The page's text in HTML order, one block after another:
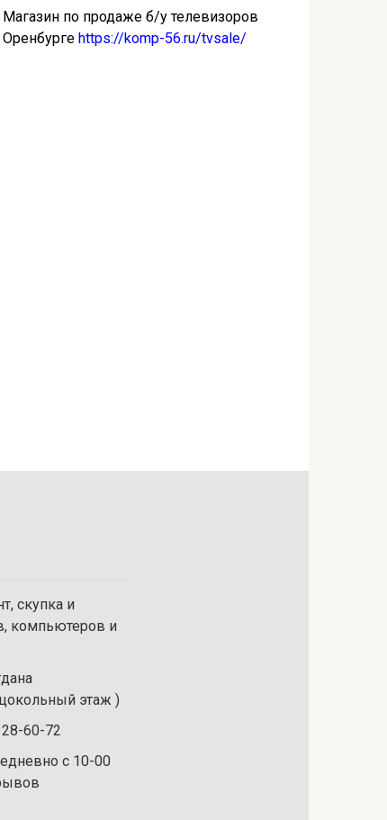
Магазин по продаже б/у телевизоров
Оренбурге https://komp-56.ru/tvsale/
скупка и
компьютеров и
этаж )
60-72
с 10-00